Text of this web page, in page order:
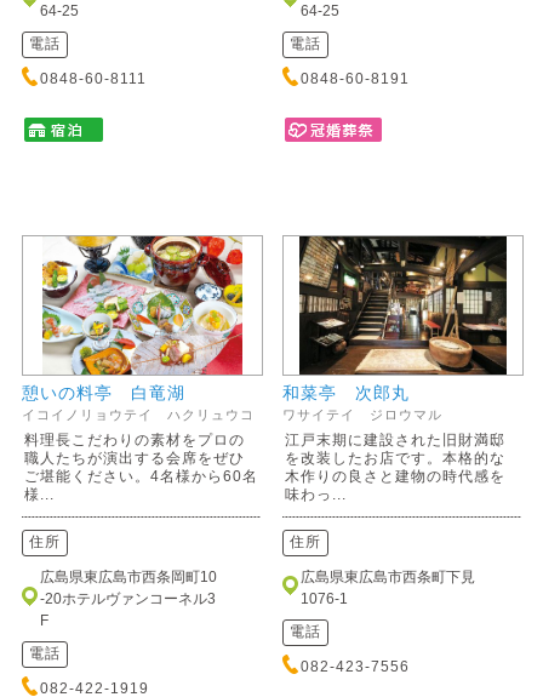
64-25
電話
0848-60-8111
64-25
電話
0848-60-8191
憩いの料亭 白竜湖
イコイノリョウテイ ハクリュウコ
料理長こだわりの素材をプロの
職人たちが演出する会席をぜひ
ご堪能ください。4名様から60名
様...
住所
広島県東広島市西条岡町10
-20ホテルヴァンコーネル3
F
電話
082-422-1919
和菜亭 次郎丸
ワサイテイ ジロウマル
江戸末期に建設された旧財満邸
を改装したお店です。本格的な
木作りの良さと建物の時代感を
味わっ...
住所
広島県東広島市西条町下見
1076-1
電話
082-423-7556